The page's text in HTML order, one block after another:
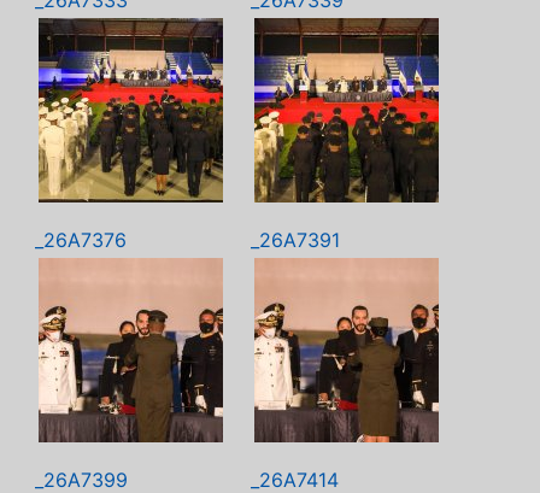
_26A7376 _26A7391
_26A7399 _26A7414